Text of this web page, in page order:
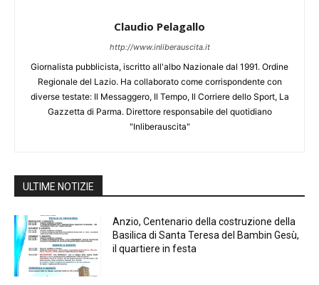
Claudio Pelagallo
http://www.inliberauscita.it
Giornalista pubblicista, iscritto all'albo Nazionale dal 1991. Ordine
Regionale del Lazio. Ha collaborato come corrispondente con
diverse testate: Il Messaggero, Il Tempo, Il Corriere dello Sport, La
Gazzetta di Parma. Direttore responsabile del quotidiano
"Inliberauscita"
ULTIME NOTIZIE
Anzio, Centenario della costruzione della
Basilica di Santa Teresa del Bambin Gesù,
il quartiere in festa